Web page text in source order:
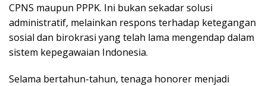
CPNS maupun PPPK. Ini bukan sekadar solusi
administratif, melainkan respons terhadap ketegangan
sosial dan birokrasi yang telah lama mengendap dalam
sistem kepegawaian Indonesia.
Selama bertahun-tahun, tenaga honorer menjadi